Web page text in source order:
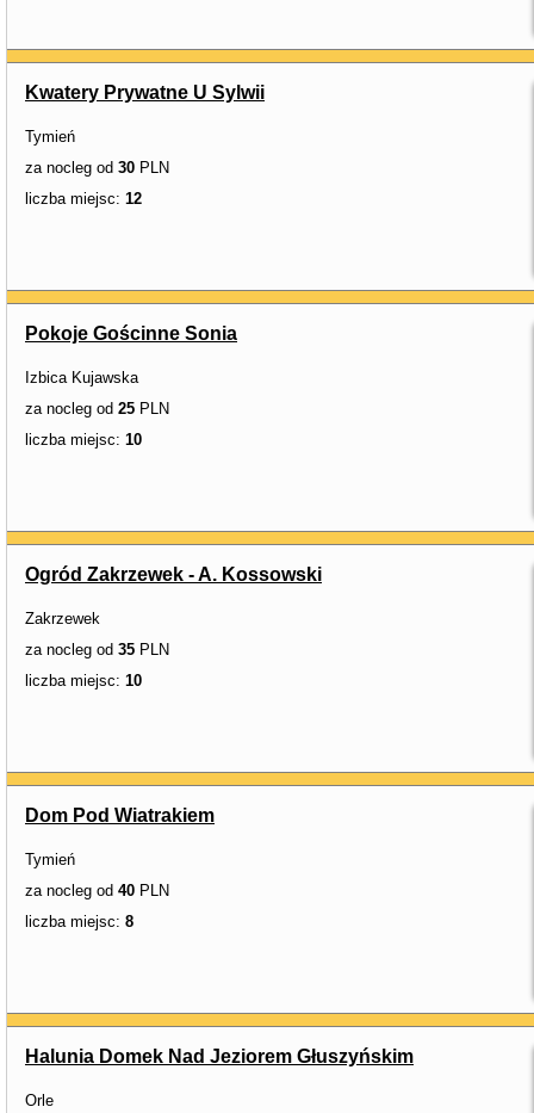
Kwatery Prywatne U Sylwii
Tymień
za nocleg od 30 PLN
liczba miejsc: 12
Pokoje Gościnne Sonia
Izbica Kujawska
za nocleg od 25 PLN
liczba miejsc: 10
Ogród Zakrzewek - A. Kossowski
Zakrzewek
za nocleg od 35 PLN
liczba miejsc: 10
Dom Pod Wiatrakiem
Tymień
za nocleg od 40 PLN
liczba miejsc: 8
Halunia Domek Nad Jeziorem Głuszyńskim
Orle